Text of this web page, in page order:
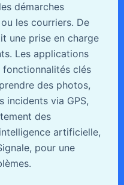
démarches
les courriers. De
une prise en charge
Les applications
clés
des photos,
incidents via GPS,
des
artificielle,
pour une